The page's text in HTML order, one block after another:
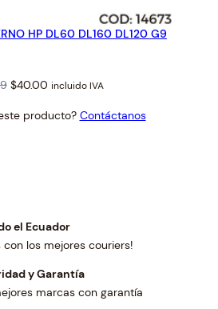
HP DL60 DL160 DL120 G9
Original
was:
$40.00Current
is:
incluido IVA
producto? Contáctanos
el Ecuador
con los mejores couriers!
y Garantía
marcas con garantía